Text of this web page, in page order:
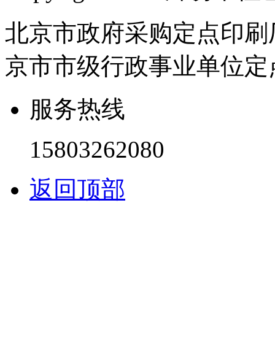
北京市政府采购定点印
京市市级行政事业单位
服务热线
15803262080
返回顶部